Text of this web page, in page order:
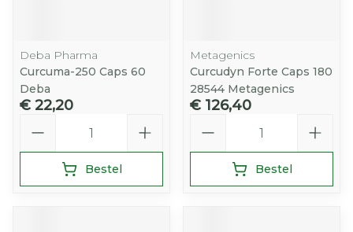
Deba Pharma
Curcuma-250 Caps 60
Deba
€ 22,20
Bestel
Metagenics
Curcudyn Forte Caps 180
28544 Metagenics
€ 126,40
Bestel